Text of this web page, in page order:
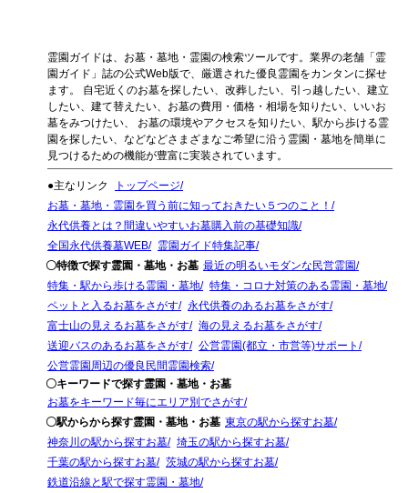
霊園ガイドは、お墓・墓地・霊園の検索ツールです。業界の老舗「霊
園ガイド」誌の公式Web版で、厳選された優良霊園をカンタンに探せ
ます。 自宅近くのお墓を探したい、改葬したい、引っ越したい、建立
したい、建て替えたい、お墓の費用・価格・相場を知りたい、いいお
墓をみつけたい、 お墓の環境やアクセスを知りたい、駅から歩ける霊
園を探したい、などなどさまざまなご希望に沿う霊園・墓地を簡単に
見つけるための機能が豊富に実装されています。
●主なリンク
トップページ
お墓・墓地・霊園を買う前に知っておきたい５つのこと！
永代供養とは？間違いやすいお墓購入前の基礎知識
全国永代供養墓WEB
霊園ガイド特集記事
〇特徴で探す霊園・墓地・お墓 最近の明るいモダンな民営霊園
特集・駅から歩ける霊園・墓地
特集・コロナ対策のある霊園・墓地
ペットと入るお墓をさがす
永代供養のあるお墓をさがす
富士山の見えるお墓をさがす
海の見えるお墓をさがす
送迎バスのあるお墓をさがす
公営霊園(都立・市営等)サポート
公営霊園周辺の優良民間霊園検索
〇キーワードで探す霊園・墓地・お墓
お墓をキーワード毎にエリア別でさがす
〇駅からから探す霊園・墓地・お墓 東京の駅から探すお墓
神奈川の駅から探すお墓
埼玉の駅から探すお墓
千葉の駅から探すお墓
茨城の駅から探すお墓
鉄道沿線と駅で探す霊園・墓地